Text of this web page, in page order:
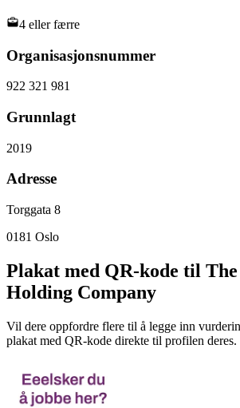
4 eller færre
Organisasjonsnummer
922 321 981
Grunnlagt
2019
Adresse
Torggata 8
0181 Oslo
Plakat med QR-kode til
Holding Company
Vil dere oppfordre flere til å legge inn
plakat med QR-kode direkte til profilen deres.